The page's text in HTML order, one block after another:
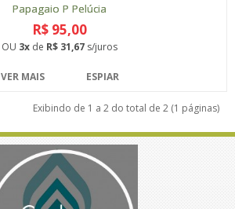
Papagaio P Pelúcia
R$ 95,00
OU 3x de R$ 31,67 s/juros
VER MAIS ESPIAR
Exibindo de 1 a 2 do total de 2 (1 páginas)